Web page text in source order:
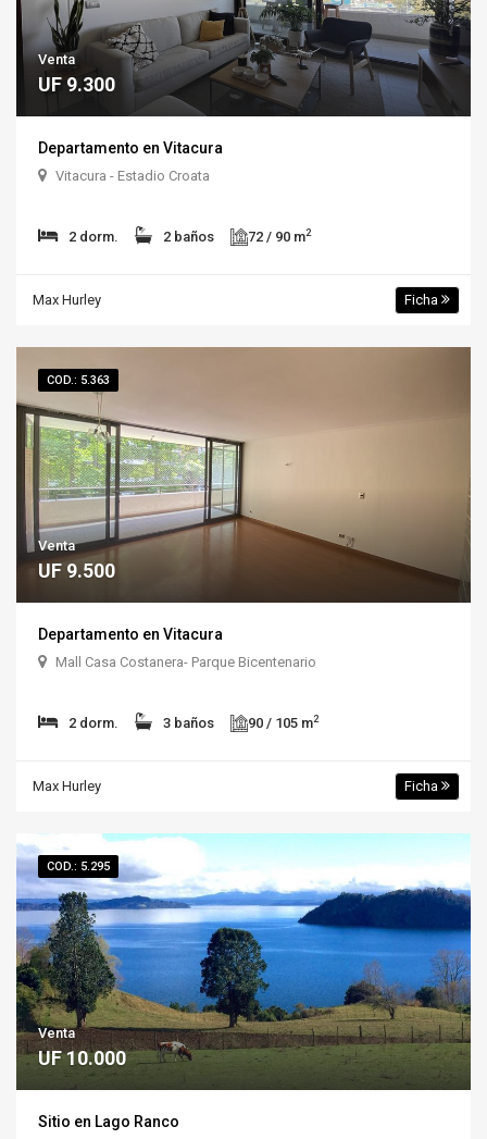
Venta
UF 9.300
Departamento en Vitacura
Vitacura - Estadio Croata
2 dorm. 2 baños 72 / 90 m2
Max Hurley Ficha
COD.: 5.363
Venta
UF 9.500
Departamento en Vitacura
Mall Casa Costanera- Parque Bicentenario
2 dorm. 3 baños 90 / 105 m2
Max Hurley Ficha
COD.: 5.295
Venta
UF 10.000
Sitio en Lago Ranco